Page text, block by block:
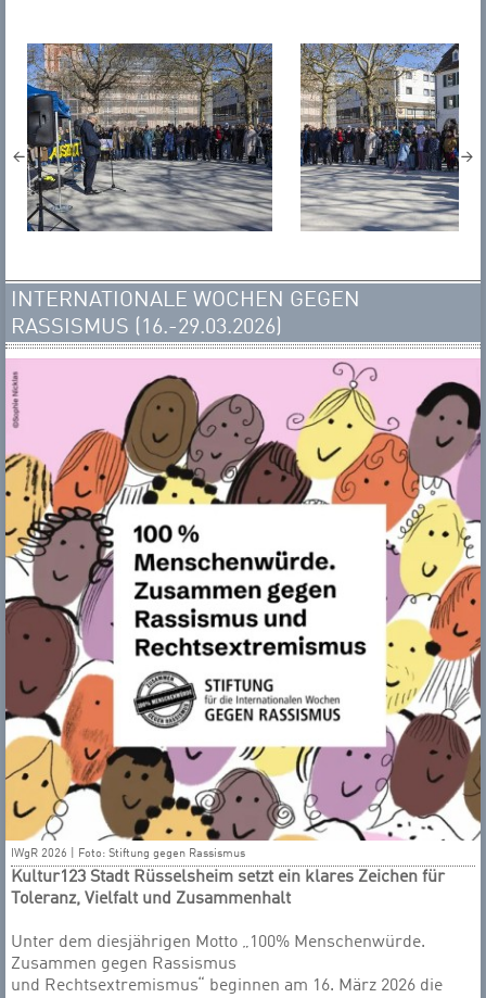
INTERNATIONALE WOCHEN GEGEN
RASSISMUS (16.-29.03.2026)
IWgR 2026 | Foto: Stiftung gegen Rassismus
Kultur123 Stadt Rüsselsheim setzt ein klares Zeichen für
Toleranz, Vielfalt und Zusammenhalt
Unter dem diesjährigen Motto „100% Menschenwürde.
Zusammen gegen Rassismus
und Rechtsextremismus“ beginnen am 16. März 2026 die